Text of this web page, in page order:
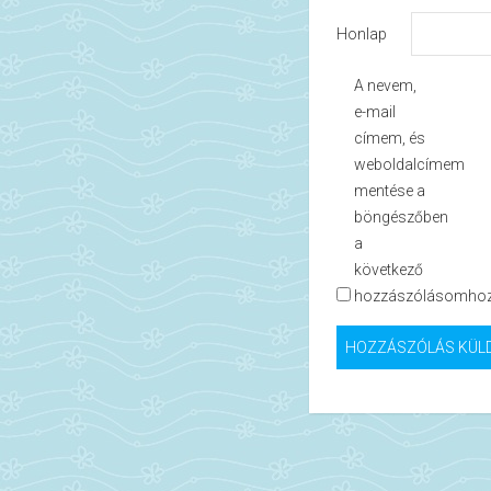
Honlap
A nevem,
e-mail
címem, és
weboldalcímem
mentése a
böngészőben
a
következő